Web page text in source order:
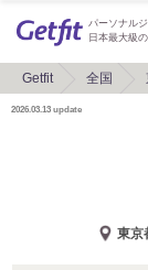
パーソナル
日本最大級
Getfit 全国
2026.03.13 update
東京